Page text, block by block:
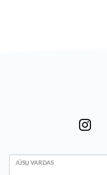
JŪSŲ VARDAS